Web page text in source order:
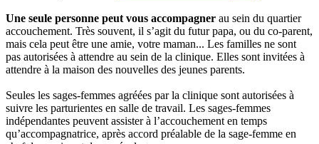
Une seule personne peut vous accompagner au sein du quartier
accouchement. Très souvent, il s’agit du futur papa, ou du co-parent,
mais cela peut être une amie, votre maman... Les familles ne sont
pas autorisées à attendre au sein de la clinique. Elles sont invitées à
attendre à la maison des nouvelles des jeunes parents.
Seules les sages-femmes agréées par la clinique sont autorisées à
suivre les parturientes en salle de travail. Les sages-femmes
indépendantes peuvent assister à l’accouchement en temps
qu’accompagnatrice, après accord préalable de la sage-femme en